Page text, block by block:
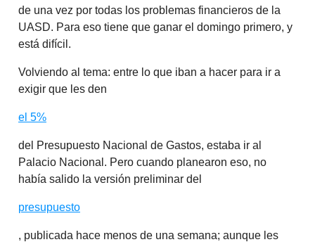
de una vez por todas los problemas financieros de la
UASD. Para eso tiene que ganar el domingo primero, y
está difícil.
Volviendo al tema: entre lo que iban a hacer para ir a
exigir que les den
el 5%
del Presupuesto Nacional de Gastos, estaba ir al
Palacio Nacional. Pero cuando planearon eso, no
había salido la versión preliminar del
presupuesto
, publicada hace menos de una semana; aunque les